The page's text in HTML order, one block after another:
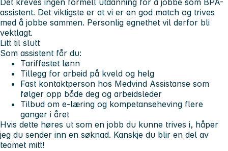
Det kreves ingen formell utdanning for å jobbe som BPA-
assistent. Det viktigste er at vi er en god match og trives
med å jobbe sammen. Personlig egnethet vil derfor bli
vektlagt.
Litt til slutt
Som assistent får du:
Tariffestet lønn
Tillegg for arbeid på kveld og helg
Fast kontaktperson hos Medvind Assistanse som
følger opp både deg og arbeidsleder
Tilbud om e-læring og kompetanseheving flere
ganger i året
Hvis dette høres ut som en jobb du kunne trives i, håper
jeg du sender inn en søknad. Kanskje du blir en del av
teamet mitt!